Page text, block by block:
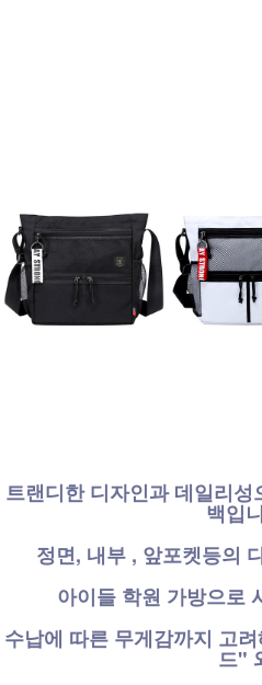
트랜디한 디자인과 데일리
백입
정면, 내부 , 앞포켓등의
아이들 학원 가방으로
수납에 따른 무게감까지 고
드"